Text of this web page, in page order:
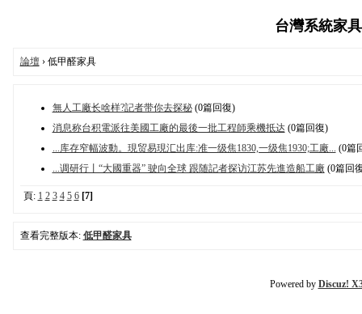
台灣系統家
論壇› 低甲醛家具
無人工廠长啥样?記者带你去探秘(0篇回復)
消息称台积電派往美國工廠的最後一批工程師乘機抵达(0篇回復)
...库存窄幅波動。現贸易現汇出库:准一级焦1830,一级焦1930;工廠... (0篇
...调研行丨“大國重器” 驶向全球 跟随記者探访江苏先進造船工廠(0篇回
頁: 1 2 3 4 5 6 [7]
查看完整版本: 低甲醛家具
Powered by Discuz!